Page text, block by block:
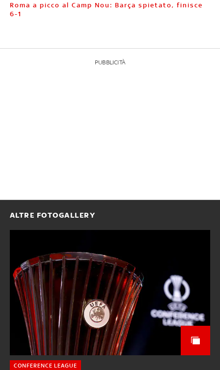
Roma a picco al Camp Nou: Barça spietato, finisce
6-1
PUBBLICITÀ
ALTRE FOTOGALLERY
CONFERENCE LEAGUE